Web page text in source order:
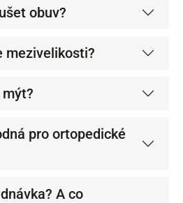
obuv?
mezivelikosti?
pro ortopedické
A co